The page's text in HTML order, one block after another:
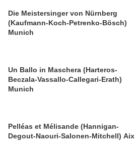
Die Meistersinger von Nürnberg
(Kaufmann-Koch-Petrenko-Bösch)
Munich
Un Ballo in Maschera (Harteros-
Beczala-Vassallo-Callegari-Erath)
Munich
Pelléas et Mélisande (Hannigan-
Degout-Naouri-Salonen-Mitchell) Aix